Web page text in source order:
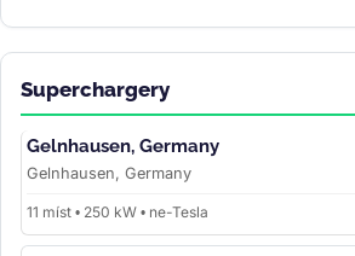
Superchargery
Gelnhausen, Germany
Gelnhausen, Germany
11 míst • 250 kW • ne-Tesla